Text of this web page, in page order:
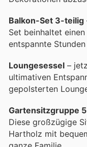
Balkon-Set 3-teilig
Set beinhaltet
entspannte
Loungesessel –
ultimativen
gepolsterten
Gartensitzgruppe
Diese großzügige
Hartholz mit